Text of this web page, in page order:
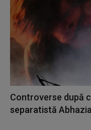
Controverse după
separatistă